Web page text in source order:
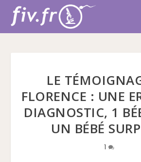
LE
FLORENCE : UNE
DIAGNOSTIC, 1
UN BÉBÉ
1